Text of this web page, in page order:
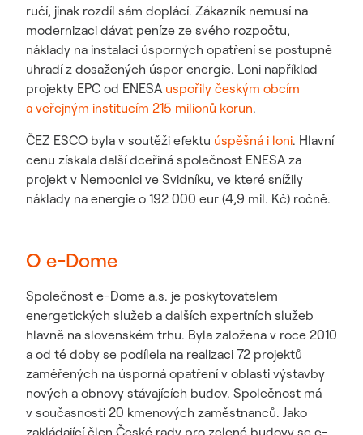
ručí, jinak rozdíl sám doplácí. Zákazník nemusí na
modernizaci dávat peníze ze svého rozpočtu,
náklady na instalaci úsporných opatření se postupně
uhradí z dosažených úspor energie. Loni například
projekty EPC od ENESA uspořily českým obcím
a veřejným institucím 215 milionů korun.
ČEZ ESCO byla v soutěži efektu úspěšná i loni. Hlavní
cenu získala další dceřiná společnost ENESA za
projekt v Nemocnici ve Svidníku, ve které snížily
náklady na energie o 192 000 eur (4,9 mil. Kč) ročně.
O e-Dome
Společnost e-Dome a.s. je poskytovatelem
energetických služeb a dalších expertních služeb
hlavně na slovenském trhu. Byla založena v roce 2010
a od té doby se podílela na realizaci 72 projektů
zaměřených na úsporná opatření v oblasti výstavby
nových a obnovy stávajících budov. Společnost má
v současnosti 20 kmenových zaměstnanců. Jako
zakládající člen České rady pro zelené budovy se e-